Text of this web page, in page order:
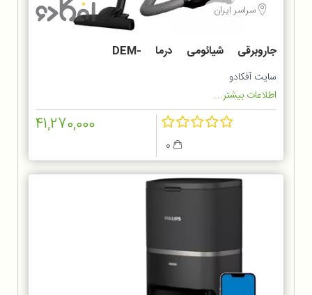
سراسر ایران
جاروبرقی شیائومی درما DEM-
TJ301W
سایت آفکادو
اطلاعات بیشتر...
41,270,000